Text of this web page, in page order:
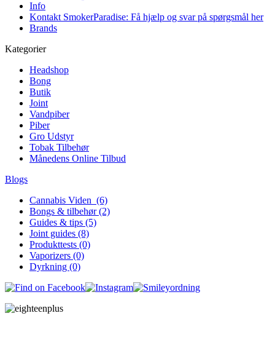
Info
Kontakt SmokerParadise: Få hjælp og svar på spørgsmål her
Brands
Kategorier
Headshop
Bong
Butik
Joint
Vandpiber
Piber
Gro Udstyr
Tobak Tilbehør
Månedens Online Tilbud
Blogs
Cannabis Viden (6)
Bongs & tilbehør (2)
Guides & tips (5)
Joint guides (8)
Produkttests (0)
Vaporizers (0)
Dyrkning (0)